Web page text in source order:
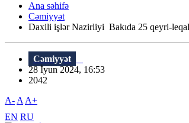
Ana səhifə
Cəmiyyət
Daxili işlər Nazirliyi Bakıda 25 qeyri-leqal
Cəmiyyət
28 İyun 2024, 16:53
2042
A- A A+
EN RU